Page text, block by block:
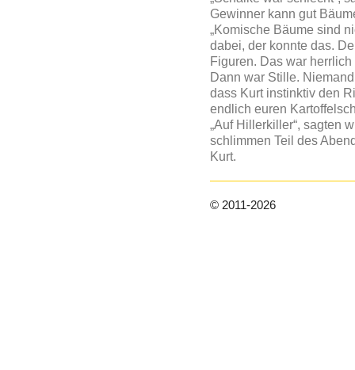
Gewinner kann gut
„Komische Bäume sind
dabei, der konnte das.
Figuren. Das war
Dann war Stille.
dass Kurt instinktiv den
endlich euren
„Auf Hillerkiller“, sagten
schlimmen Teil des
Kurt.
© 2011-2026